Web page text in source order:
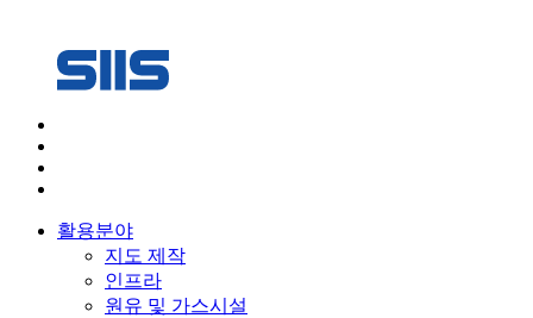
활용분야
지도 제작
인프라
원유 및 가스시설